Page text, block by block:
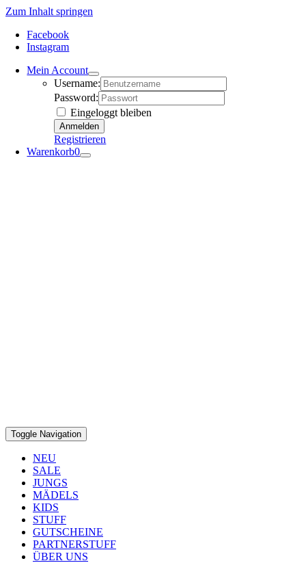
Zum Inhalt springen
Facebook
Instagram
Mein Account
Username:
Password:
Eingeloggt bleiben
Registrieren
Warenkorb0
Toggle Navigation
NEU
SALE
JUNGS
MÄDELS
KIDS
STUFF
GUTSCHEINE
PARTNERSTUFF
ÜBER UNS